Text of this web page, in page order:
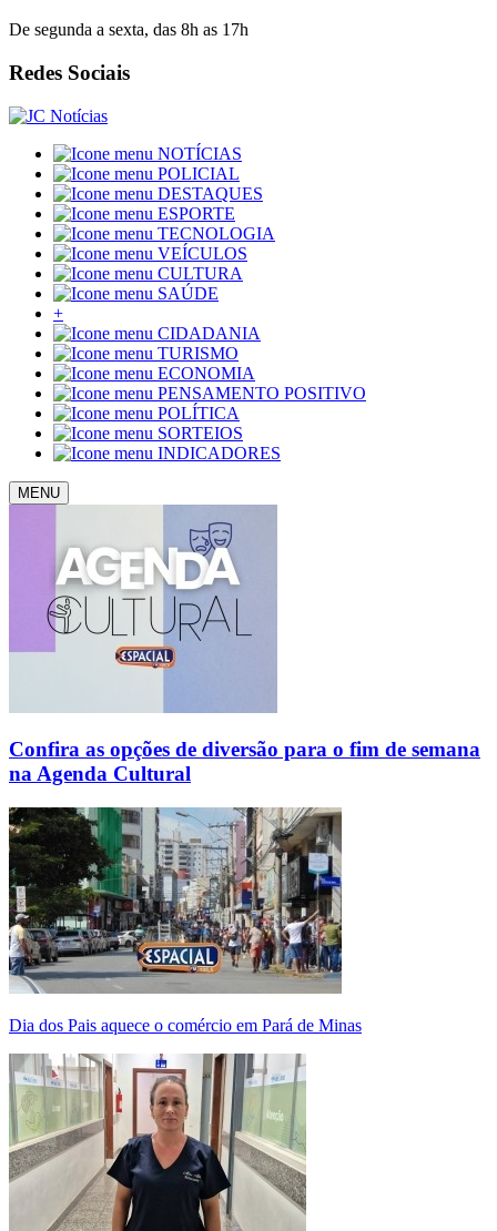
De segunda a sexta, das 8h as 17h
Redes Sociais
NOTÍCIAS
POLICIAL
DESTAQUES
ESPORTE
TECNOLOGIA
VEÍCULOS
CULTURA
SAÚDE
+
CIDADANIA
TURISMO
ECONOMIA
PENSAMENTO POSITIVO
POLÍTICA
SORTEIOS
INDICADORES
MENU
Confira as opções de diversão para o fim de semana
na Agenda Cultural
Dia dos Pais aquece o comércio em Pará de Minas